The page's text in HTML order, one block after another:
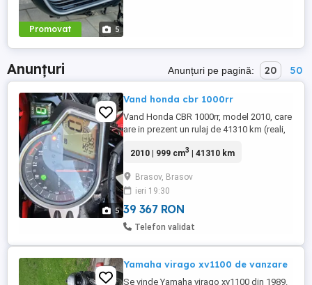
Promovat 5
Anunțuri Anunțuri pe pagină: 20 50
5
Vand honda cbr 1000rr
Vand Honda CBR 1000rr, model 2010, care
are in prezent un rulaj de 41310 km (reali,
anunt aveti si seria de sasiu, pentru
functie de vremea de afara. Am cumparat
motocicleta la 36000 km si o detin in
proprietate ...
2010 | 999 cm3 | 41310 km
Brasov, Brasov
ieri 19:30
39 367 RON
Telefon validat
Yamaha virago xv1100 de vanzare
Se vinde Yamaha virago xv1100 din 1989.